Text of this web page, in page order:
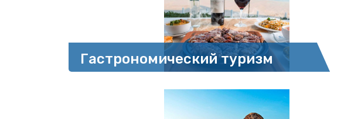
Гастрономический туризм